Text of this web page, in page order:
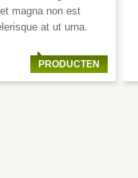
magna non est
at ut urna.
PRODUCTEN